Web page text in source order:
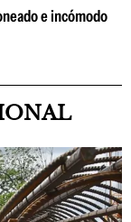
e incómodo